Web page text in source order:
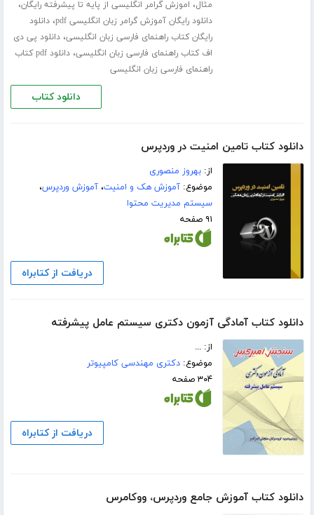
مثال، اموزش گرامر انگلیسی از پایه تا پیشرفته رایگان،
دانلود رایگان آموزش گرامر زبان انگلیسی pdf ،دانلود
رایگان کتاب راهنمای فارسی زبان انگلیسی،دانلود پی دی
اف کتاب راهنمای فارسی زبان انگلیسی،
دانلود pdf کتاب
راهنمای فارسی زبان انگلیسی
دانلود کتاب
دانلود کتاب تامین امنیت در وردپرس
از:بهروز منصوری
موضوع:آموزش هک و امنیت،آموزش وردپرس،
سیستم مدیریت محتوا
۹۱ صفحه
دریافت از کتابراه
دانلود کتاب آمادگی آزمون دکتری سیستم عامل پیشرفته
از: ...
موضوع:دکتری مهندسی کامپیوتر
۳۰۴ صفحه
دریافت از کتابراه
دانلود کتاب آموزش جامع وردپرس، ووکامرس